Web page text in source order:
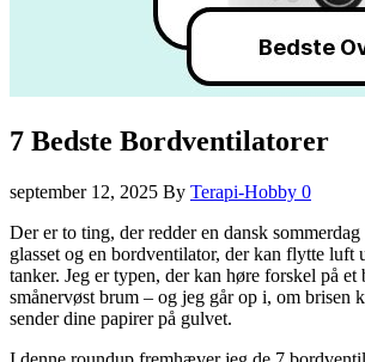
7 Bedste Bordventilatorer
september 12, 2025 By Terapi-Hobby 0
Der er to ting, der redder en dansk
glasset og en bordventilator, der kan flytte luft
tanker. Jeg er typen, der kan høre forskel på et
smånervøst brum – og jeg går op i, om brisen
sender dine papirer på gulvet.